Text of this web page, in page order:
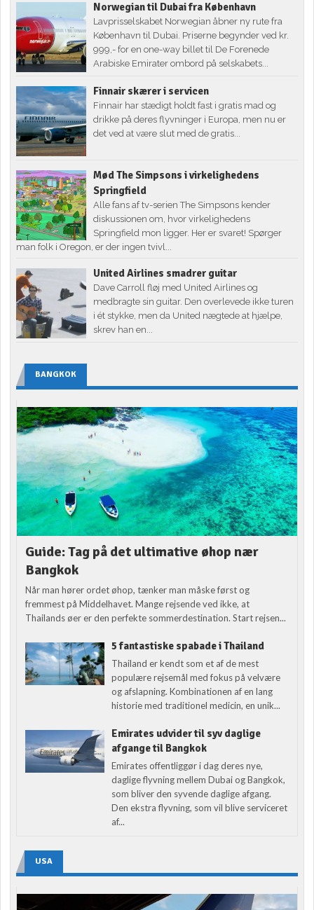
Norwegian til Dubai fra København
Lavprisselskabet Norwegian åbner ny rute fra
København til Dubai. Priserne begynder ved kr.
999,- for en one-way billet til De Forenede
Arabiske Emirater ombord på selskabets...
Finnair skærer i servicen
Finnair har stædigt holdt fast i gratis mad og
drikke på deres flyvninger i Europa, men nu er
det ved at være slut med de gratis...
Mød The Simpsons i virkelighedens
Springfield
Alle fans af tv-serien The Simpsons kender
diskussionen om, hvor virkelighedens
Springfield mon ligger. Her er svaret! Spørger
man folk i Oregon, er der ingen tvivl...
United Airlines smadrer guitar
Dave Carroll fløj med United Airlines og
medbragte sin guitar. Den overlevede ikke turen
i ét stykke, men da United nægtede at hjælpe,
skrev han en...
BANGKOK
Guide: Tag på det ultimative øhop nær
Bangkok
Når man hører ordet øhop, tænker man måske først og
fremmest på Middelhavet. Mange rejsende ved ikke, at
Thailands øer er den perfekte sommerdestination. Start rejsen...
5 fantastiske spabade i Thailand
Thailand er kendt som et af de mest
populære rejsemål med fokus på velvære
og afslapning. Kombinationen af en lang
historie med traditionel medicin, en unik...
Emirates udvider til syv daglige
afgange til Bangkok
Emirates offentliggør i dag deres nye,
daglige flyvning mellem Dubai og Bangkok,
som bliver den syvende daglige afgang.
Den ekstra flyvning, som vil blive serviceret
af...
USA